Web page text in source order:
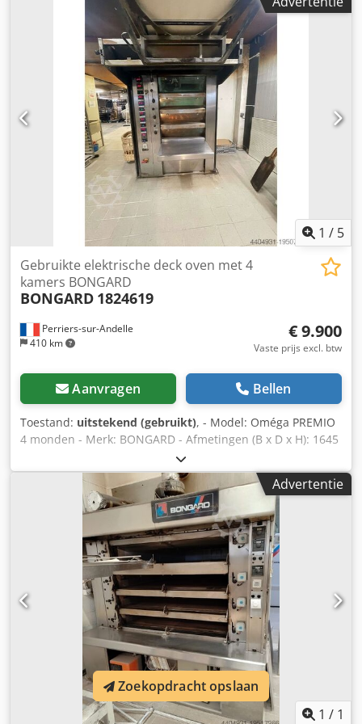
1 / 5
Perriers-sur-Andelle
410 km
Gebruikte elektrische deck oven met 4
kamers BONGARD
BONGARD 1824619
€ 9.900
Vaste prijs excl. btw
Aanvragen Bellen
Toestand: uitstekend (gebruikt), - Model: Oméga PREMIO
4 monden - Merk: BONGARD - Afmetingen (B x D x H): 1645
x 2301 x 3024 mm - Maat mond (B x D): 800 x 2000 mm -
Met geïntegreerde heffer - Voorzijde met roestvrijstalen
kap en elektrische verwarmingselementen - Beglazing
behandeld om warmteverlies te beperken - Vermogen: 33
kW - Spanning: 400 V, 3-fase / 50 Hz - Gewicht: 1600 kg
Chodpfx Aaswxmrqsroa - Serienummer: 14425532 -
Bouwjaar: 2009
Advertentie
1 / 1
Zoekopdracht opslaan